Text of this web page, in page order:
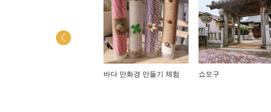
바다 만화경 만들기 체험 쇼모구